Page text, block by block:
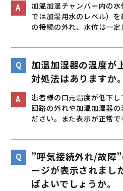
加温加湿チャンバー内の
では加湿用水のレベル）
の接続の外れ、水位は一
加温加湿器の温度が
対処法はありますか。
患者様の口元温度が低下
回路の外れや加温加湿器
ださい。また表示が正常
”呼気接続外れ/故障
ージが表示されまし
ばよいでしょうか。